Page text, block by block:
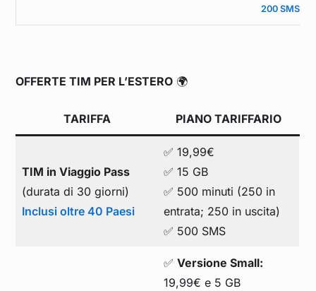
200 SMS
OFFERTE TIM PER L’ESTERO 🌍
TARIFFA PIANO TARIFFARIO
TIM in Viaggio Pass
(durata di 30 giorni)
Inclusi oltre 40 Paesi
✅ 19,99€
✅ 15 GB
✅ 500 minuti (250 in
entrata; 250 in uscita)
✅ 500 SMS
✅Versione Small:
19,99€ e 5 GB